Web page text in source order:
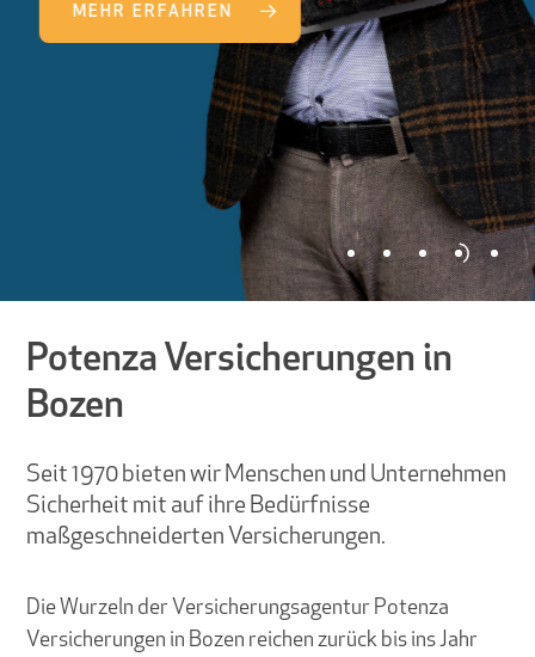
MEHR ERFAHREN
Potenza Versicherungen in
Bozen
Seit 1970 bieten wir Menschen und Unternehmen
Sicherheit mit auf ihre Bedürfnisse
maßgeschneiderten Versicherungen.
Die Wurzeln der Versicherungsagentur Potenza
Versicherungen in Bozen reichen zurück bis ins Jahr